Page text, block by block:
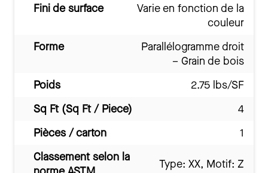
Fini de surface
Varie en fonction de la
couleur
Forme
Parallélogramme droit
– Grain de bois
Poids
2.75 lbs/SF
Sq Ft (Sq Ft / Piece)
4
Pièces / carton
1
Classement selon la
Type: XX, Motif: Z